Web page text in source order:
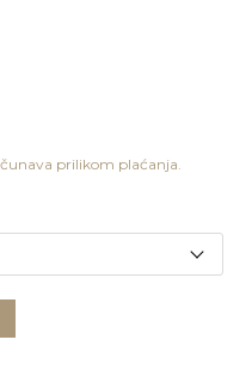
prilikom plaćanja.